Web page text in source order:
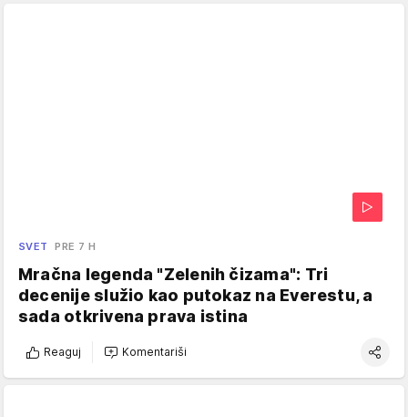
SVET PRE 7 H
Mračna legenda "Zelenih čizama": Tri
decenije služio kao putokaz na Everestu, a
sada otkrivena prava istina
Reaguj Komentariši